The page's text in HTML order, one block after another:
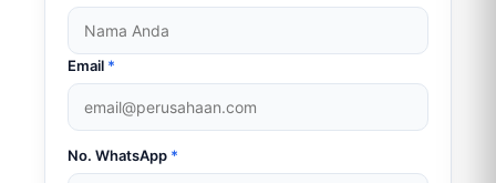
Email *
No. WhatsApp *